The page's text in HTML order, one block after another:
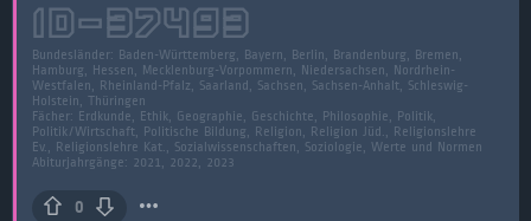
ID-37493
Bundesländer: Baden-Württemberg, Bayern, Berlin, Brandenburg, Bremen,
Hamburg, Hessen, Mecklenburg-Vorpommern, Niedersachsen, Nordrhein-
Westfalen, Rheinland-Pfalz, Saarland, Sachsen, Sachsen-Anhalt, Schleswig-
Holstein, Thüringen
Fächer: Erdkunde, Ethik, Geographie, Geschichte, Philosophie, Politik,
Politik/Wirtschaft, Politische Bildung, Religion, Religion Jüd., Religionslehre
Ev., Religionslehre Kat., Sozialwissenschaften, Soziologie, Werte und Normen
Abiturjahrgänge: 2021, 2022, 2023
0